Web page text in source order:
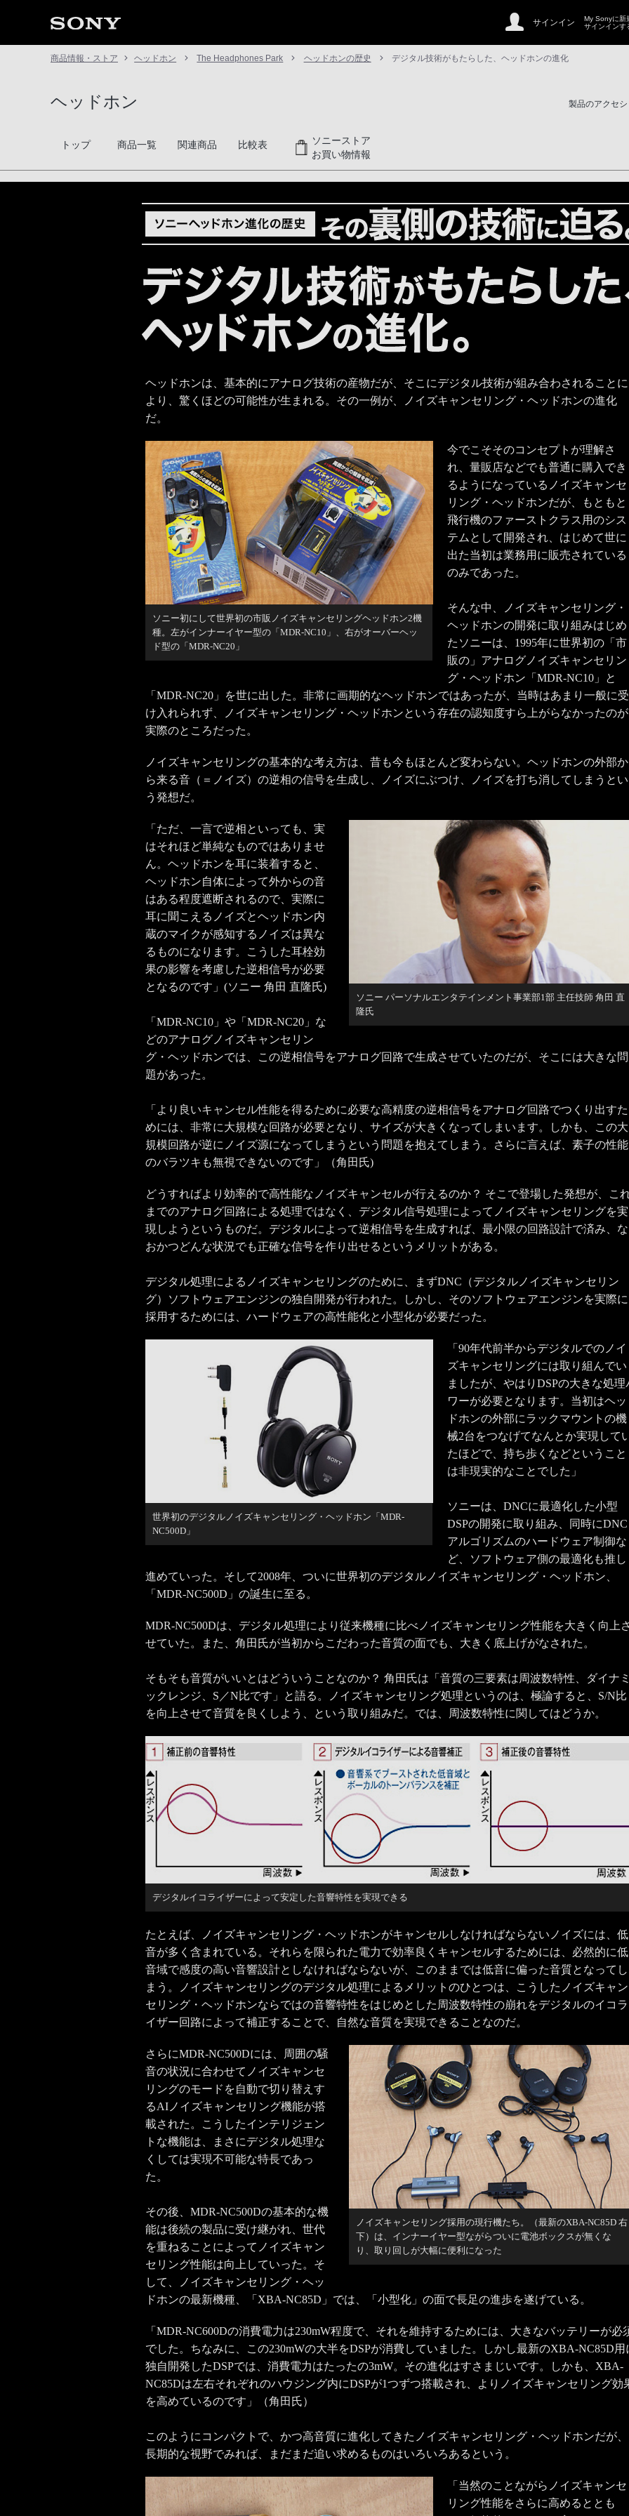
サインイン
My Sonyに新
サインインす
商品情報・ストア ヘッドホン The Headphones Park ヘッドホンの歴史 デジタル技術がもたらした、ヘッドホンの進化
ヘッドホン 製品のアクセ
トップ 商品一覧 関連商品 比較表
ソニーストア
お買い物情報
ヘッドホンは、基本的にアナログ技術の産物だが、そこにデジタル技術が組み合わされることに
より、驚くほどの可能性が生まれる。その一例が、ノイズキャンセリング・ヘッドホンの進化
だ。
ソニー初にして世界初の市販ノイズキャンセリングヘッドホン2機
種。左がインナーイヤー型の「MDR-NC10」、右がオーバーヘッ
ド型の「MDR-NC20」
今でこそそのコンセプトが理解さ
れ、量販店などでも普通に購入でき
るようになっているノイズキャンセ
リング・ヘッドホンだが、もともと
飛行機のファーストクラス用のシス
テムとして開発され、はじめて世に
出た当初は業務用に販売されている
のみであった。
そんな中、ノイズキャンセリング・
ヘッドホンの開発に取り組みはじめ
たソニーは、1995年に世界初の「市
販の」アナログノイズキャンセリン
グ・ヘッドホン「MDR-NC10」と
「MDR-NC20」を世に出した。非常に画期的なヘッドホンではあったが、当時はあまり一般に受
け入れられず、ノイズキャンセリング・ヘッドホンという存在の認知度すら上がらなかったのが
実際のところだった。
ノイズキャンセリングの基本的な考え方は、昔も今もほとんど変わらない。ヘッドホンの外部か
ら来る音（＝ノイズ）の逆相の信号を生成し、ノイズにぶつけ、ノイズを打ち消してしまうとい
う発想だ。
ソニー パーソナルエンタテインメント事業部1部 主任技師 角田 直
隆氏
「ただ、一言で逆相といっても、実
はそれほど単純なものではありませ
ん。ヘッドホンを耳に装着すると、
ヘッドホン自体によって外からの音
はある程度遮断されるので、実際に
耳に聞こえるノイズとヘッドホン内
蔵のマイクが感知するノイズは異な
るものになります。こうした耳栓効
果の影響を考慮した逆相信号が必要
となるのです」(ソニー 角田 直隆氏)
「MDR-NC10」や「MDR-NC20」な
どのアナログノイズキャンセリン
グ・ヘッドホンでは、この逆相信号をアナログ回路で生成させていたのだが、そこには大きな問
題があった。
「より良いキャンセル性能を得るために必要な高精度の逆相信号をアナログ回路でつくり出すた
めには、非常に大規模な回路が必要となり、サイズが大きくなってしまいます。しかも、この大
規模回路が逆にノイズ源になってしまうという問題を抱えてしまう。さらに言えば、素子の性能
のバラツキも無視できないのです」（角田氏)
どうすればより効率的で高性能なノイズキャンセルが行えるのか？ そこで登場した発想が、こ
までのアナログ回路による処理ではなく、デジタル信号処理によってノイズキャンセリングを実
現しようというものだ。デジタルによって逆相信号を生成すれば、最小限の回路設計で済み、な
おかつどんな状況でも正確な信号を作り出せるというメリットがある。
デジタル処理によるノイズキャンセリングのために、まずDNC（デジタルノイズキャンセリン
グ）ソフトウェアエンジンの独自開発が行われた。しかし、そのソフトウェアエンジンを実際に
採用するためには、ハードウェアの高性能化と小型化が必要だった。
世界初のデジタルノイズキャンセリング・ヘッドホン「MDR-
NC500D」
「90年代前半からデジタルでのノイ
ズキャンセリングには取り組んでい
ましたが、やはりDSPの大きな処理
ワーが必要となります。当初はヘッ
ドホンの外部にラックマウントの機
械2台をつなげてなんとか実現して
たほどで、持ち歩くなどということ
は非現実的なことでした」
ソニーは、DNCに最適化した小型
DSPの開発に取り組み、同時にDNC
アルゴリズムのハードウェア制御な
ど、ソフトウェア側の最適化も推し
進めていった。そして2008年、ついに世界初のデジタルノイズキャンセリング・ヘッドホン、
「MDR-NC500D」の誕生に至る。
MDR-NC500Dは、デジタル処理により従来機種に比べノイズキャンセリング性能を大きく向上
せていた。また、角田氏が当初からこだわった音質の面でも、大きく底上げがなされた。
そもそも音質がいいとはどういうことなのか？ 角田氏は「音質の三要素は周波数特性、ダイナ
ックレンジ、S／N比です」と語る。ノイズキャンセリング処理というのは、極論すると、S/N比
を向上させて音質を良くしよう、という取り組みだ。では、周波数特性に関してはどうか。
デジタルイコライザーによって安定した音響特性を実現できる
たとえば、ノイズキャンセリング・ヘッドホンがキャンセルしなければならないノイズには、低
音が多く含まれている。それらを限られた電力で効率良くキャンセルするためには、必然的に低
音域で感度の高い音響設計としなければならないが、このままでは低音に偏った音質となってし
まう。ノイズキャンセリングのデジタル処理によるメリットのひとつは、こうしたノイズキャン
セリング・ヘッドホンならではの音響特性をはじめとした周波数特性の崩れをデジタルのイコラ
イザー回路によって補正することで、自然な音質を実現できることなのだ。
ノイズキャンセリング採用の現行機たち。（最新のXBA-NC85D 右
下）は、インナーイヤー型ながらついに電池ボックスが無くな
り、取り回しが大幅に便利になった
さらにMDR-NC500Dには、周囲の騒
音の状況に合わせてノイズキャンセ
リングのモードを自動で切り替えす
るAIノイズキャンセリング機能が搭
載された。こうしたインテリジェン
トな機能は、まさにデジタル処理な
くしては実現不可能な特長であっ
た。
その後、MDR-NC500Dの基本的な機
能は後続の製品に受け継がれ、世代
を重ねることによってノイズキャン
セリング性能は向上していった。そ
して、ノイズキャンセリング・ヘッ
ドホンの最新機種、「XBA-NC85D」では、「小型化」の面で長足の進歩を遂げている。
「MDR-NC600Dの消費電力は230mW程度で、それを維持するためには、大きなバッテリーが必
でした。ちなみに、この230mWの大半をDSPが消費していました。しかし最新のXBA-NC85D用
独自開発したDSPでは、消費電力はたったの3mW。その進化はすさまじいです。しかも、XBA-
NC85Dは左右それぞれのハウジング内にDSPが1つずつ搭載され、よりノイズキャンセリング効
を高めているのです」（角田氏）
このようにコンパクトで、かつ高音質に進化してきたノイズキャンセリング・ヘッドホンだが、
長期的な視野でみれば、まだまだ追い求めるものはいろいろあるという。
「当然のことながらノイズキャンセ
リング性能をさらに高めるととも